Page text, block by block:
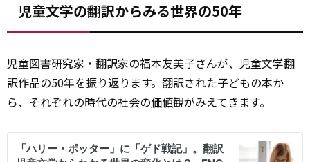
児童文学の翻訳からみる世界の50年
児童図書研究家・翻訳家の福本友美子さんが、児童文学翻
訳作品の50年を振り返ります。翻訳された子どもの本か
ら、それぞれの時代の社会の価値観がみえてきます。